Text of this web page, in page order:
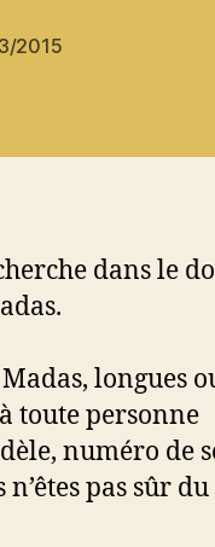
2015
dans le
longues
toute personne
numéro de
pas sûr du